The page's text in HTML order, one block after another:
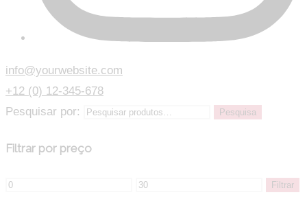
info@yourwebsite.com
+12 (0) 12-345-678
Pesquisar por:
Pesquisa
Filtrar por preço
Filtrar